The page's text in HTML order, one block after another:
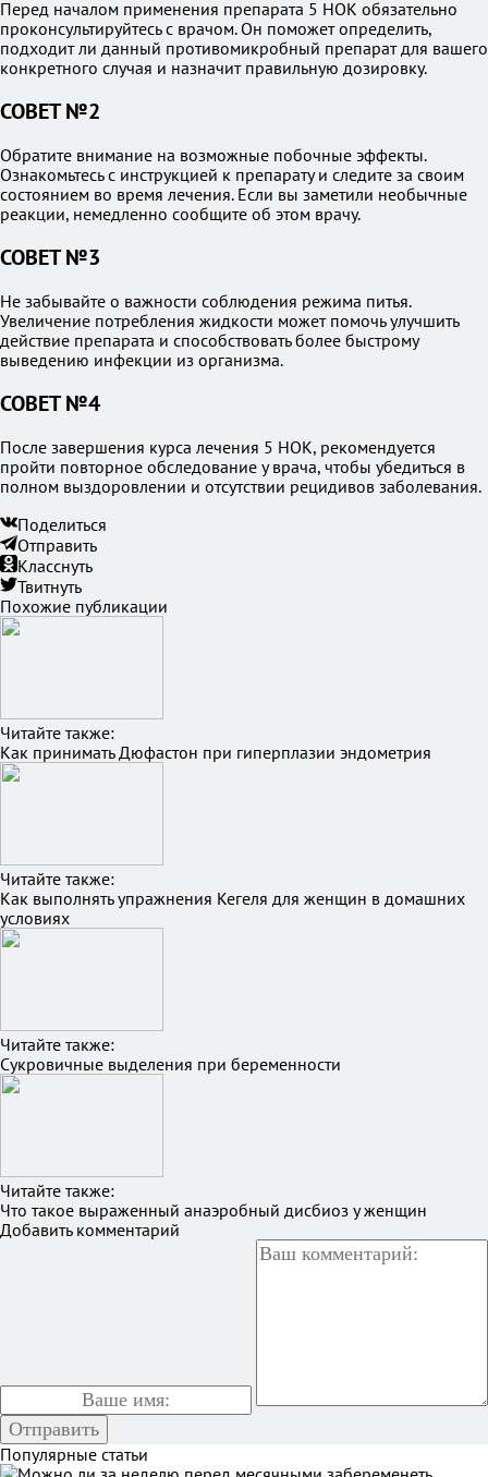
Перед началом применения препарата 5 НОК обязательно
проконсультируйтесь с врачом. Он поможет определить,
подходит ли данный противомикробный препарат для вашего
конкретного случая и назначит правильную дозировку.
СОВЕТ №2
Обратите внимание на возможные побочные эффекты.
Ознакомьтесь с инструкцией к препарату и следите за своим
состоянием во время лечения. Если вы заметили необычные
реакции, немедленно сообщите об этом врачу.
СОВЕТ №3
Не забывайте о важности соблюдения режима питья.
Увеличение потребления жидкости может помочь улучшить
действие препарата и способствовать более быстрому
выведению инфекции из организма.
СОВЕТ №4
После завершения курса лечения 5 НОК, рекомендуется
пройти повторное обследование у врача, чтобы убедиться в
полном выздоровлении и отсутствии рецидивов заболевания.
Поделиться
Отправить
Класснуть
Твитнуть
Похожие публикации
Читайте также:
Как принимать Дюфастон при гиперплазии эндометрия
Читайте также:
Как выполнять упражнения Кегеля для женщин в домашних
условиях
Читайте также:
Сукровичные выделения при беременности
Читайте также:
Что такое выраженный анаэробный дисбиоз у женщин
Добавить комментарий
Популярные статьи